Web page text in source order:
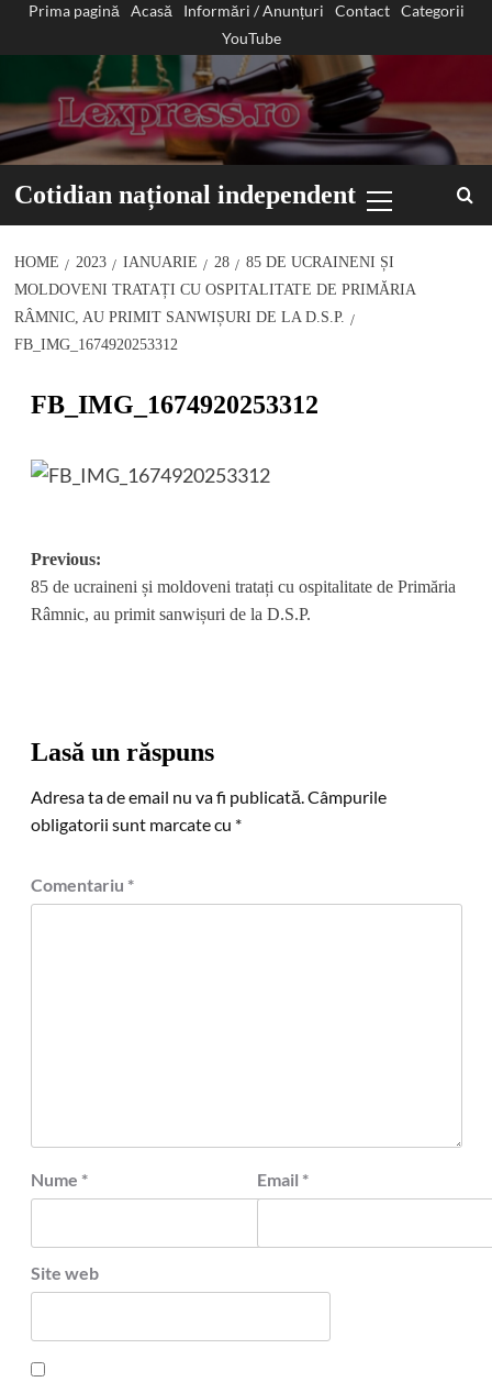
Prima pagină Acasă Informări / Anunțuri Contact
Categorii
YouTube
Cotidian național independent
Menu
HOME 2023 IANUARIE 28
85 DE UCRAINENI ȘI
MOLDOVENI TRATAȚI CU OSPITALITATE DE PRIMĂRIA
RÂMNIC, AU PRIMIT SANWIȘURI DE LA D.S.P.
FB_IMG_1674920253312
FB_IMG_1674920253312
Post
navigation
Previous:
85 de ucraineni și moldoveni tratați cu ospitalitate de Primăria
Râmnic, au primit sanwișuri de la D.S.P.
Lasă un răspuns
Adresa ta de email nu va fi publicată.Câmpurile
obligatorii sunt marcate cu *
Comentariu *
Nume * Email *
Site web